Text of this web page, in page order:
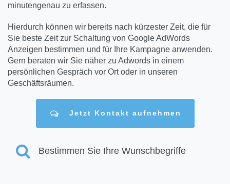
minutengenau zu erfassen.
Hierdurch können wir bereits nach kürzester Zeit, die für
Sie beste Zeit zur Schaltung von Google AdWords
Anzeigen bestimmen und für Ihre Kampagne anwenden.
Gern beraten wir Sie näher zu Adwords in einem
persönlichen Gespräch vor Ort oder in unseren
Geschäftsräumen.
Jetzt Kontakt aufnehmen
Bestimmen Sie Ihre Wunschbegriffe